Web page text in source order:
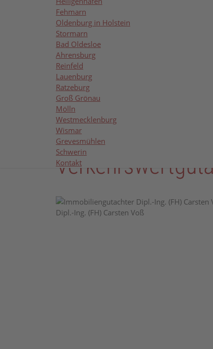
Fehmarn
Oldenburg in Holstein
Stormarn
Bad Oldesloe
Ahrensburg
Reinfeld
Lauenburg
Ratzeburg
Groß Grönau
Mölln
Westmecklenburg
Wismar
Grevesmühlen
Schwerin
Kontakt
Oldenburg in Holstein
beliebten Ostseeregionen. Die Nähe zur
Ruhesuchende interessant.
Der Immobilienmarkt in Oldenburg in
gewachsenen Wohngebieten finden sich
Zustand abhängt.
Gerade bei Immobilien im Bestand ist eine
Grundstückslage und regionale Nachfrage
Ob Verkauf, Erbschaft,
Ihre Entscheidung.
Dipl.-Ing. (FH) Carsten Voß